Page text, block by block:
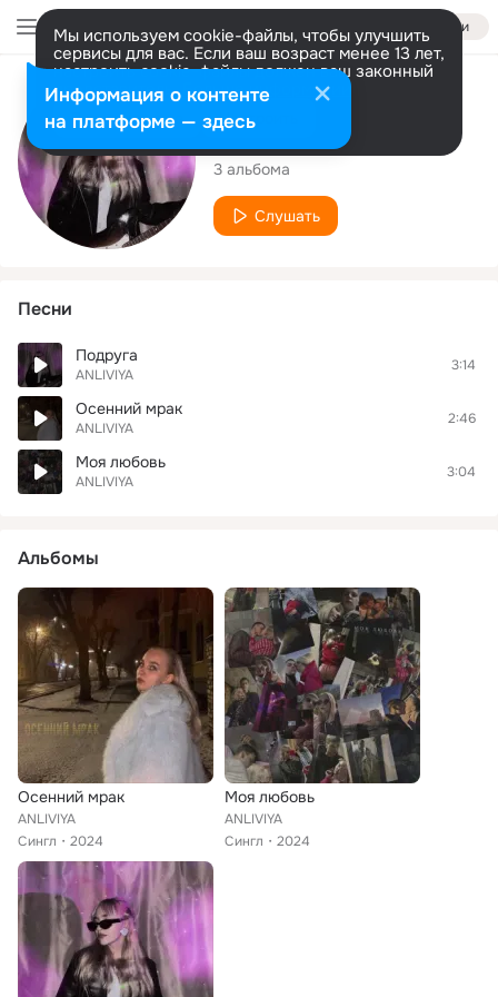
Войти
Мы используем cookie-файлы, чтобы улучшить
сервисы для вас. Если ваш возраст менее 13 лет,
настроить cookie-файлы должен ваш законный
представитель. Больше информации
Разрешить все Настроить
Исполнитель
ANLIVIYA
3 альбома
Слушать
Песни
Подруга
ANLIVIYA
3:14
Осенний мрак
ANLIVIYA
2:46
Моя любовь
ANLIVIYA
3:04
Альбомы
Осенний мрак
ANLIVIYA
Сингл
2024
Моя любовь
ANLIVIYA
Сингл
2024
Информация о контенте
на платформе — здесь